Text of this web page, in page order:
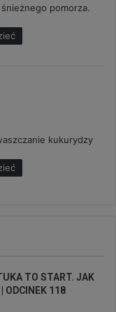
pomorza.
kukurydzy
TO START. JAK
ODCINEK 118